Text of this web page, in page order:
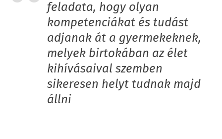
feladata, hogy olyan
kompetenciákat és tudást
adjanak át a gyermekeknek,
melyek birtokában az élet
kihívásaival szemben
sikeresen helyt tudnak majd
állni